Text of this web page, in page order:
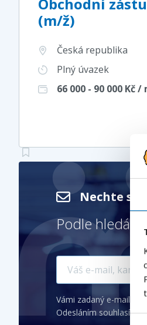
(m/ž)
Česká republika
Plný úvazek
66 000 - 90 000 Kč /
Nechte si
Podle hledání
Vámi zadaný e-mail
Odesláním souhlasíte